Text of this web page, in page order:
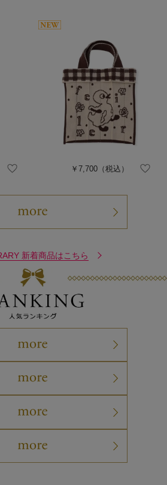
￥7,700（税込）
新着商品はこちら